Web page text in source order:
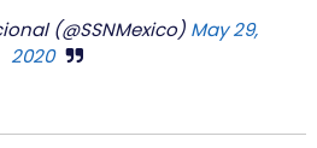
(@SSNMexico) May 29,
2020